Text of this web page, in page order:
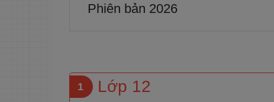
Phiên bản 2026
1 Lớp 12